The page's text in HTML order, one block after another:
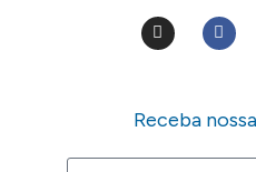
Receba